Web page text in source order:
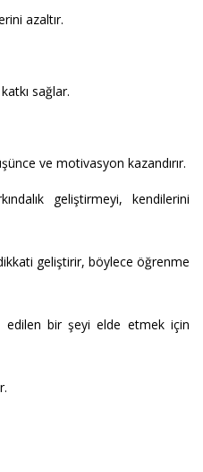
azaltır.
sağlar.
ve motivasyon kazandırır.
geliştirmeyi, kendilerini
geliştirir, böylece öğrenme
edilen bir şeyi elde etmek için